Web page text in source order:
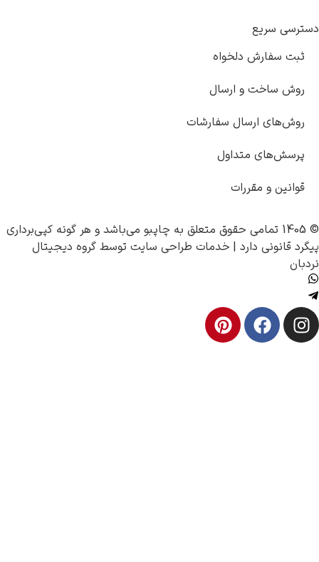
سریع
سفارش دلخواه
ساخت و ارسال
ارسال سفارشات
متداول
و مقررات
چاپبو می‌باشد و هر گونه کپی‌برداری
دارد | خدمات طراحی سایت توسط گروه دیجیتال